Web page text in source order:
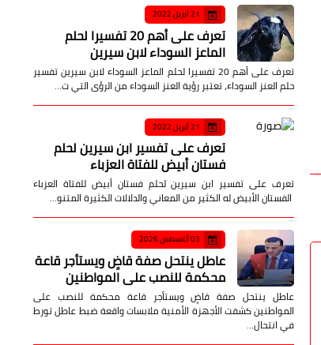
21 أبريل 2022
تعرف على أهم 20 تفسيرا لحلم
الماعز السوداء لابن سيرين
تعرف على أهم 20 تفسيرا لحلم الماعز السوداء لابن سيرين تفسير
حلم العنز السوداء، تعتبر رؤية العنز السوداء من الرؤى التي ت…
21 أبريل 2022
تعرف على تفسير ابن سيرين لحلم
فستان أبيض للفتاة العزباء
تعرف على تفسير ابن سيرين لحلم فستان أبيض للفتاة العزباء
الفستان الأبيض له الكثير من المعاني والدلالات الكثيرة المتنو…
03 أغسطس 2026
عاطل ينتحل صفة قاضٍ ويستأجر قاعة
محكمة للنصب على المواطنين
عاطل ينتحل صفة قاضٍ ويستأجر قاعة محكمة للنصب على
المواطنين كشفت الأجهزة الأمنية ملابسات واقعة ضبط عاطل تورط
في انتحال…